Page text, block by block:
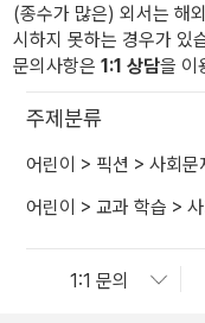
(종수가 많은) 외서는 해
시하지 못하는 경우가 있
문의사항은 1:1 상담을 이
주제분류
어린이 > 픽션 > 사회문
어린이 > 교과 학습 >